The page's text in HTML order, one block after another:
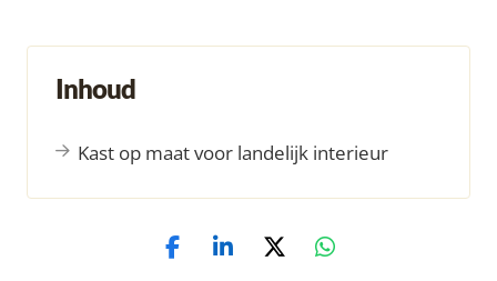
Inhoud
Kast op maat voor landelijk interieur